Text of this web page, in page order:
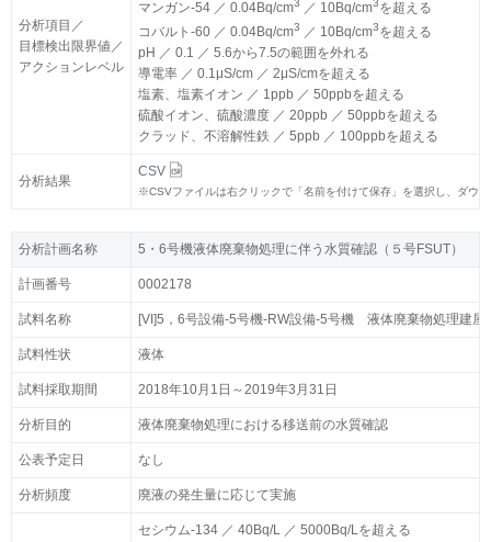
分析項目／
目標検出限界値／
アクションレベル
マンガン-54 ／ 0.04Bq/cm3 ／ 10Bq/cm3を超える
コバルト-60 ／ 0.04Bq/cm3 ／ 10Bq/cm3を超える
pH ／ 0.1 ／ 5.6から7.5の範囲を外れる
導電率 ／ 0.1μS/cm ／ 2μS/cmを超える
塩素、塩素イオン ／ 1ppb ／ 50ppbを超える
硫酸イオン、硫酸濃度 ／ 20ppb ／ 50ppbを超える
クラッド、不溶解性鉄 ／ 5ppb ／ 100ppbを超える
分析結果
CSV
※CSVファイルは右クリックで「名前を付けて保存」を選択し、ダウ
分析項目／
目標検出限界値／
アクションレベル
マンガン-54 ／ 0.04Bq/cm3 ／ 10Bq/cm3を超える
コバルト-60 ／ 0.04Bq/cm3 ／ 10Bq/cm3を超える
pH ／ 0.1 ／ 5.6から7.5の範囲を外れる
導電率 ／ 0.1μS/cm ／ 2μS/cmを超える
塩素、塩素イオン ／ 1ppb ／ 50ppbを超える
硫酸イオン、硫酸濃度 ／ 20ppb ／ 50ppbを超える
クラッド、不溶解性鉄 ／ 5ppb ／ 100ppbを超える
分析結果
CSV
※CSVファイルは右クリックで「名前を付けて保存」を選択し、ダウ
分析計画名称 5・6号機液体廃棄物処理に伴う水質確認（５号FSUT）
計画番号 0002178
試料名称 [VI]5，6号設備-5号機-RW設備-5号機 液体廃棄物処理建屋
試料性状 液体
試料採取期間 2018年10月1日～2019年3月31日
分析目的 液体廃棄物処理における移送前の水質確認
公表予定日 なし
分析頻度 廃液の発生量に応じて実施
セシウム-134 ／ 40Bq/L ／ 5000Bq/Lを超える
分析計画名称 5・6号機液体廃棄物処理に伴う水質確認（５号FSUT）
計画番号 0002178
試料名称 [VI]5，6号設備-5号機-RW設備-5号機 液体廃棄物処理建屋
試料性状 液体
試料採取期間 2018年10月1日～2019年3月31日
分析目的 液体廃棄物処理における移送前の水質確認
公表予定日 なし
分析頻度 廃液の発生量に応じて実施
セシウム-134 ／ 40Bq/L ／ 5000Bq/Lを超える